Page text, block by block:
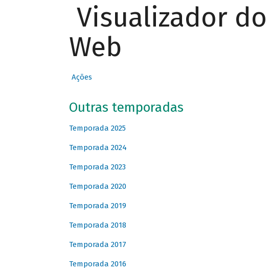
Visualizador
Web
Ações
Outras temporadas
Temporada 2025
Temporada 2024
Temporada 2023
Temporada 2020
Temporada 2019
Temporada 2018
Temporada 2017
Temporada 2016